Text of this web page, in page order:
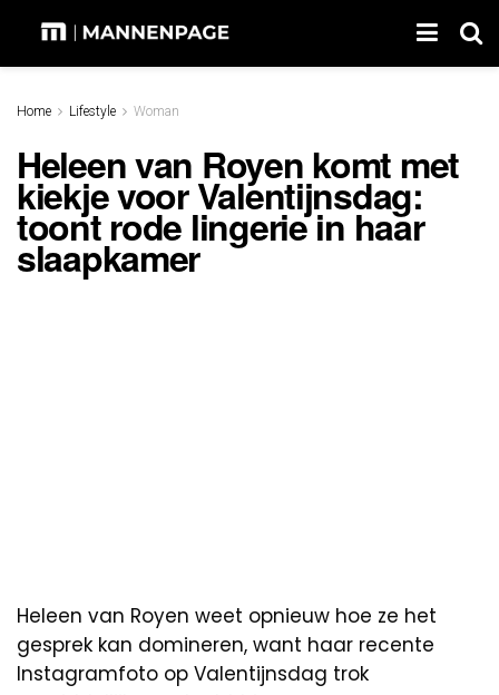
Home Lifestyle Woman
Heleen van Royen komt met
kiekje voor Valentijnsdag:
toont rode lingerie in haar
slaapkamer
Heleen van Royen weet opnieuw hoe ze het
gesprek kan domineren, want haar recente
Instagramfoto op Valentijnsdag trok